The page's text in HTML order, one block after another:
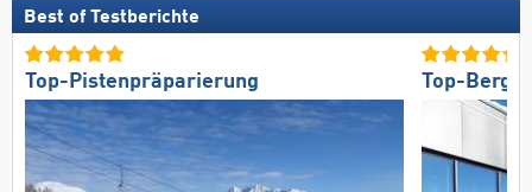
Best of Testberichte
Top-Pistenpräparierung Top-